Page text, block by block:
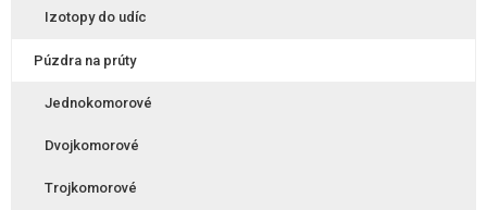
Izotopy do udíc
Púzdra na prúty
Jednokomorové
Dvojkomorové
Trojkomorové